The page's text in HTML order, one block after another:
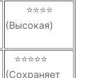
⭐⭐⭐⭐
(Высокая)
⭐⭐⭐⭐⭐
(Сохраняет